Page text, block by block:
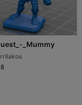
_Mummy
8